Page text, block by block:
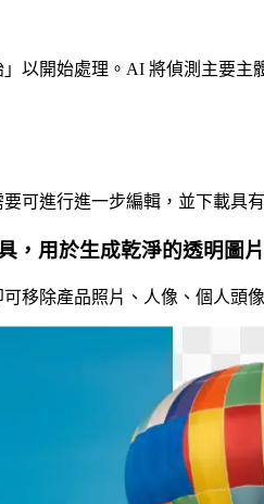
以開始處理。AI 將偵測主要主
可進行進一步編輯，並下載具
，用於生成乾淨的透明圖片
移除產品照片、人像、個人頭